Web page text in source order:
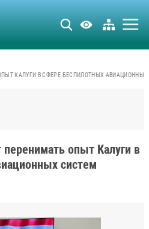
КАЛУГИ В СФЕРЕ БЕСПИЛОТНЫХ
перенимать опыт Калуги в
систем